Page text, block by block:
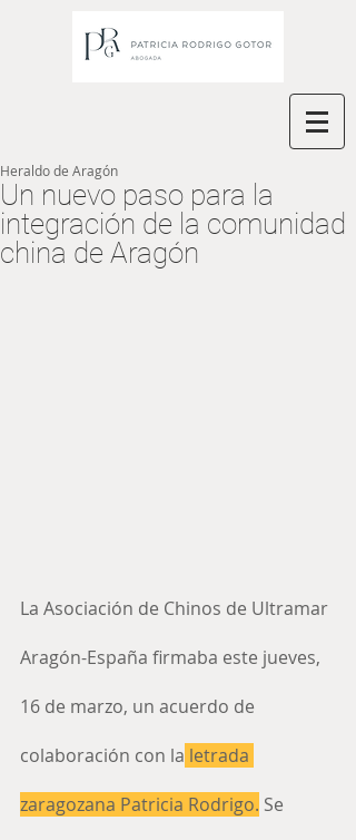
Un nuevo paso para la
integración de la comunidad
china de Aragón
Heraldo de Aragón
La Asociación de Chinos de Ultramar
Aragón-España firmaba este jueves,
16 de marzo, un acuerdo de
colaboración con la letrada
zaragozana Patricia Rodrigo. Se